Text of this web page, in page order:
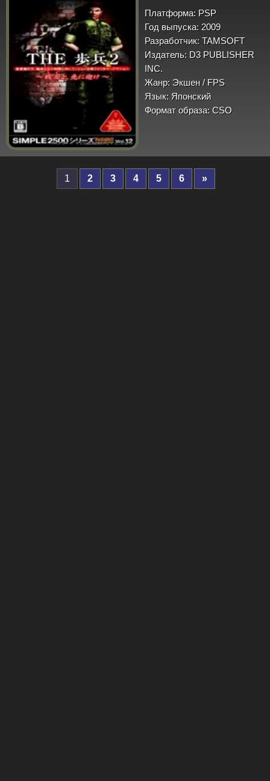
Платформа: PSP
Год выпуска: 2009
Разработчик: TAMSOFT
Издатель: D3 PUBLISHER
INC.
Жанр: Экшен / FPS
Язык: Японский
Формат образа: CSO
1 2 3 4 5 6 »